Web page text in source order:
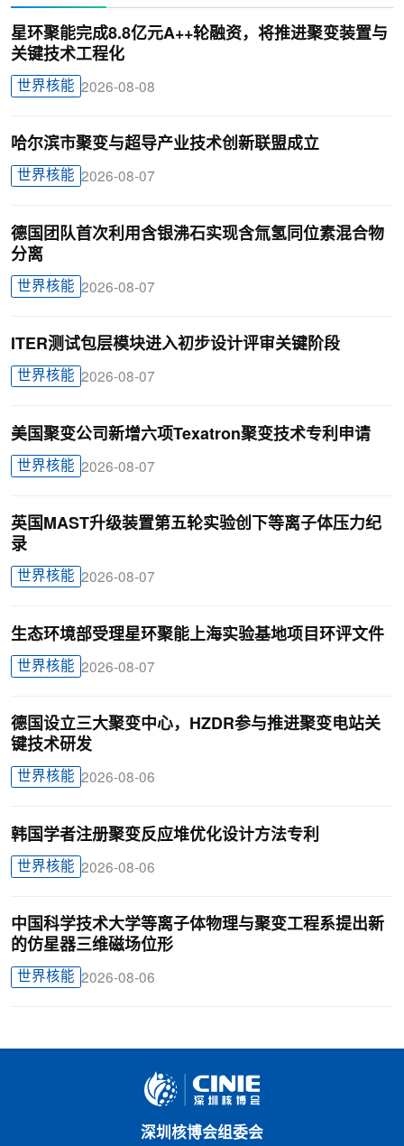
星环聚能完成8.8亿元A++轮融资，将推进聚变装置与
关键技术工程化
世界核能 2026-08-08
哈尔滨市聚变与超导产业技术创新联盟成立
世界核能 2026-08-07
德国团队首次利用含银沸石实现含氚氢同位素混合物
分离
世界核能 2026-08-07
ITER测试包层模块进入初步设计评审关键阶段
世界核能 2026-08-07
美国聚变公司新增六项Texatron聚变技术专利申请
世界核能 2026-08-07
英国MAST升级装置第五轮实验创下等离子体压力纪
录
世界核能 2026-08-07
生态环境部受理星环聚能上海实验基地项目环评文件
世界核能 2026-08-07
德国设立三大聚变中心，HZDR参与推进聚变电站关
键技术研发
世界核能 2026-08-06
韩国学者注册聚变反应堆优化设计方法专利
世界核能 2026-08-06
中国科学技术大学等离子体物理与聚变工程系提出新
的仿星器三维磁场位形
世界核能 2026-08-06
深圳核博会组委会